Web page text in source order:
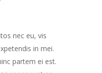
nec eu, vis
in mei.
partem ei est.